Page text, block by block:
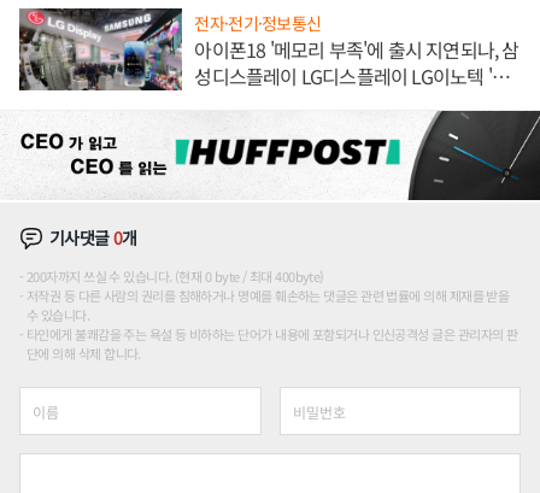
전자·전기·정보통신
아이폰18 '메모리 부족'에 출시 지연되나, 삼
성디스플레이 LG디스플레이 LG이노텍 '탈
기사댓글0개
200자까지 쓰실 수 있습니다. (현재 0 byte / 최대 400byte)
저작권 등 다른 사람의 권리를 침해하거나 명예를 훼손하는 댓글은 관련 법률에 의해 제재를 받을
수 있습니다.
타인에게 불쾌감을 주는 욕설 등 비하하는 단어가 내용에 포함되거나 인신공격성 글은 관리자의 판
단에 의해 삭제 합니다.